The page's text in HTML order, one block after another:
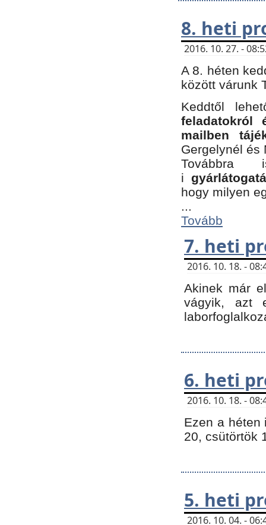
8. heti
2016. 10. 27. -
A 8. héten
között várunk
Keddtől
feladatokról
mailben
Gergelynél és
Továbbra
i
hogy milyen
...
Tovább
7. heti
2016. 10. 18. -
Akinek már
vágyik, azt
6. heti
2016. 10. 18. -
Ezen a héten
20, csütörtök
5. heti
2016. 10. 04. -